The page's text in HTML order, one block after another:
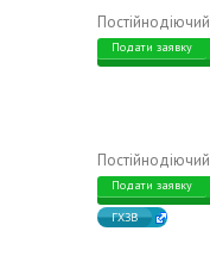
Постійнодіючий
Подати заявку
Постійнодіючий
Подати заявку
ГХЗВ